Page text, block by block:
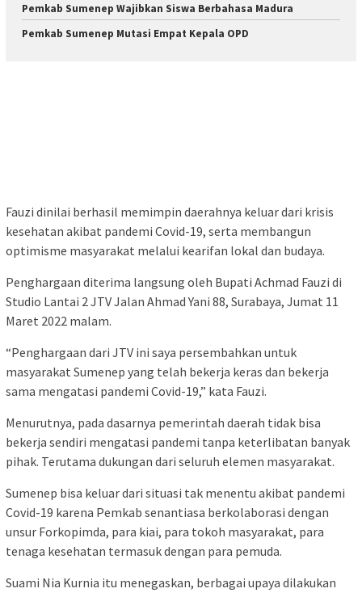
Pemkab Sumenep Wajibkan Siswa Berbahasa Madura
Pemkab Sumenep Mutasi Empat Kepala OPD
Fauzi dinilai berhasil memimpin daerahnya keluar dari krisis
kesehatan akibat pandemi Covid-19, serta membangun
optimisme masyarakat melalui kearifan lokal dan budaya.
Penghargaan diterima langsung oleh Bupati Achmad Fauzi di
Studio Lantai 2 JTV Jalan Ahmad Yani 88, Surabaya, Jumat 11
Maret 2022 malam.
“Penghargaan dari JTV ini saya persembahkan untuk
masyarakat Sumenep yang telah bekerja keras dan bekerja
sama mengatasi pandemi Covid-19,” kata Fauzi.
Menurutnya, pada dasarnya pemerintah daerah tidak bisa
bekerja sendiri mengatasi pandemi tanpa keterlibatan banyak
pihak. Terutama dukungan dari seluruh elemen masyarakat.
Sumenep bisa keluar dari situasi tak menentu akibat pandemi
Covid-19 karena Pemkab senantiasa berkolaborasi dengan
unsur Forkopimda, para kiai, para tokoh masyarakat, para
tenaga kesehatan termasuk dengan para pemuda.
Suami Nia Kurnia itu menegaskan, berbagai upaya dilakukan